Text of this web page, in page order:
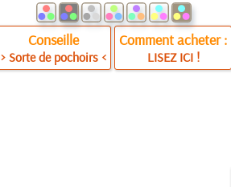
Conseille
> Sorte de pochoirs <
Comment acheter :
LISEZ ICI !